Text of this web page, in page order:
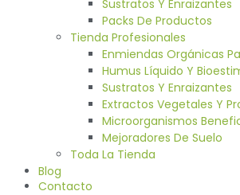
Sustratos Y Enraizantes
Packs De Productos
Tienda Profesionales
Enmiendas Orgánicas
Humus Líquido Y
Sustratos Y Enraizantes
Extractos Vegetales Y
Microorganismos
Mejoradores De Suelo
Toda La Tienda
Blog
Contacto